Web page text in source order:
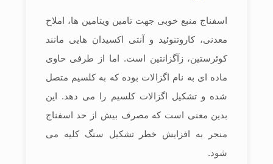
اسفناج منبع خوبی جهت تامین ویتامین ها، املاح
معدنی، کاروتنوئید و آنتی اکسیدان هایی مانند
کوئرستین، زآگزانتین است. اما از طرفی حاوی
ماده ای به نام اگزالات بوده که به کلسیم متصل
شده و تشکیل اگزالات کلسیم را می دهد. این
بدین معنی است که مصرف بیش از حد اسفناج
منجر به افزایش خطر تشکیل سنگ کلیه می
شود.